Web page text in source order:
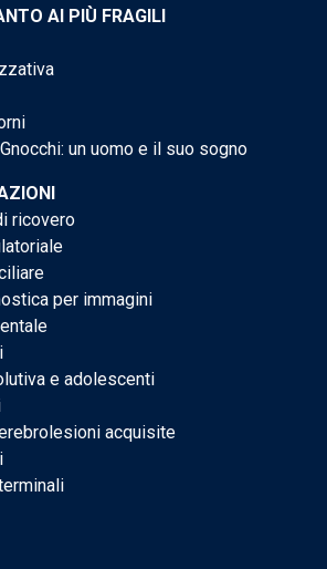
AI PIÙ FRAGILI
un uomo e il suo sogno
ricovero
per immagini
e adolescenti
acquisite